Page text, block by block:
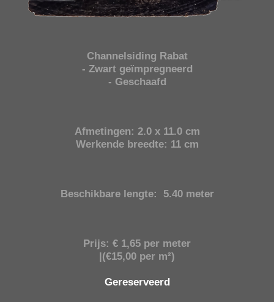
Channelsiding Rabat
- Zwart geïmpregneerd
- Geschaafd
Afmetingen: 2.0 x 11.0 cm
Werkende breedte: 11 cm
Beschikbare lengte: 5.40 meter
Prijs: € 1,65 per meter
|(€15,00 per m²)
Gereserveerd